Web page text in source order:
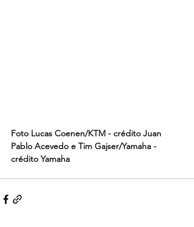
Foto Lucas Coenen/KTM - crédito Juan
Pablo Acevedo e Tim Gajser/Yamaha -
crédito Yamaha